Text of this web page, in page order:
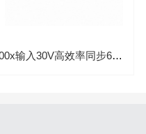
FT400x输入30V高效率同步600MA降压稳压IC